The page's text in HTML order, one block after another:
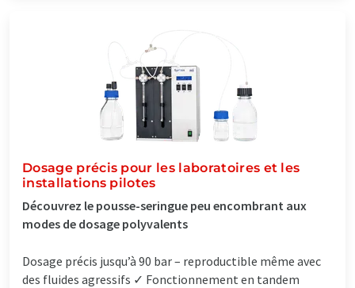
Dosage précis pour les laboratoires et les
installations pilotes
Découvrez le pousse-seringue peu encombrant aux
modes de dosage polyvalents
Dosage précis jusqu’à 90 bar – reproductible même avec
des fluides agressifs ✓ Fonctionnement en tandem